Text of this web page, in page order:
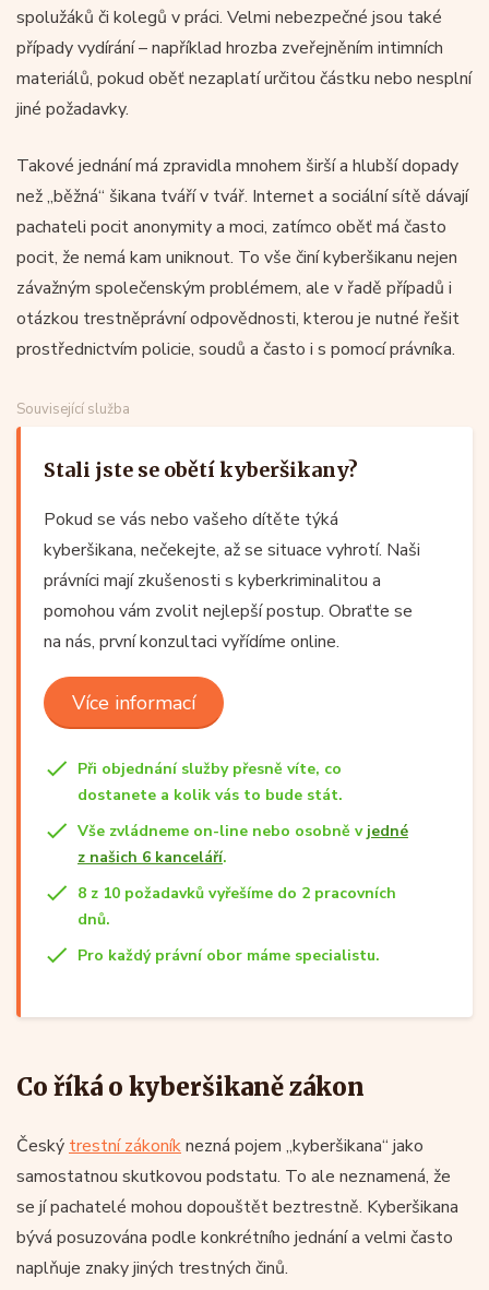
spolužáků či kolegů v práci. Velmi nebezpečné jsou také
případy vydírání – například hrozba zveřejněním intimních
materiálů, pokud oběť nezaplatí určitou částku nebo nesplní
jiné požadavky.
Takové jednání má zpravidla mnohem širší a hlubší dopady
než „běžná“ šikana tváří v tvář. Internet a sociální sítě dávají
pachateli pocit anonymity a moci, zatímco oběť má často
pocit, že nemá kam uniknout. To vše činí kyberšikanu nejen
závažným společenským problémem, ale v řadě případů i
otázkou trestněprávní odpovědnosti, kterou je nutné řešit
prostřednictvím policie, soudů a často i s pomocí právníka.
Související služba
Stali jste se obětí kyberšikany?
Pokud se vás nebo vašeho dítěte týká
kyberšikana, nečekejte, až se situace vyhrotí. Naši
právníci mají zkušenosti s kyberkriminalitou a
pomohou vám zvolit nejlepší postup. Obraťte se
na nás, první konzultaci vyřídíme online.
Více informací
Při objednání služby přesně víte, co
dostanete a kolik vás to bude stát.
Vše zvládneme on-line nebo osobně v jedné
z našich 6 kanceláří.
8 z 10 požadavků vyřešíme do 2 pracovních
dnů.
Pro každý právní obor máme specialistu.
Co říká o kyberšikaně zákon
Český trestní zákoníknezná pojem „kyberšikana“ jako
samostatnou skutkovou podstatu. To ale neznamená, že
se jí pachatelé mohou dopouštět beztrestně. Kyberšikana
bývá posuzována podle konkrétního jednání a velmi často
naplňuje znaky jiných trestných činů.